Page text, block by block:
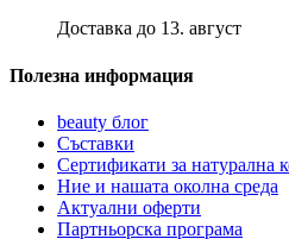
Доставка до 13. август
Полезна информация
beauty блог
Съставки
Сертификати за натурална
Ние и нашата околна среда
Актуални оферти
Партньорска програма